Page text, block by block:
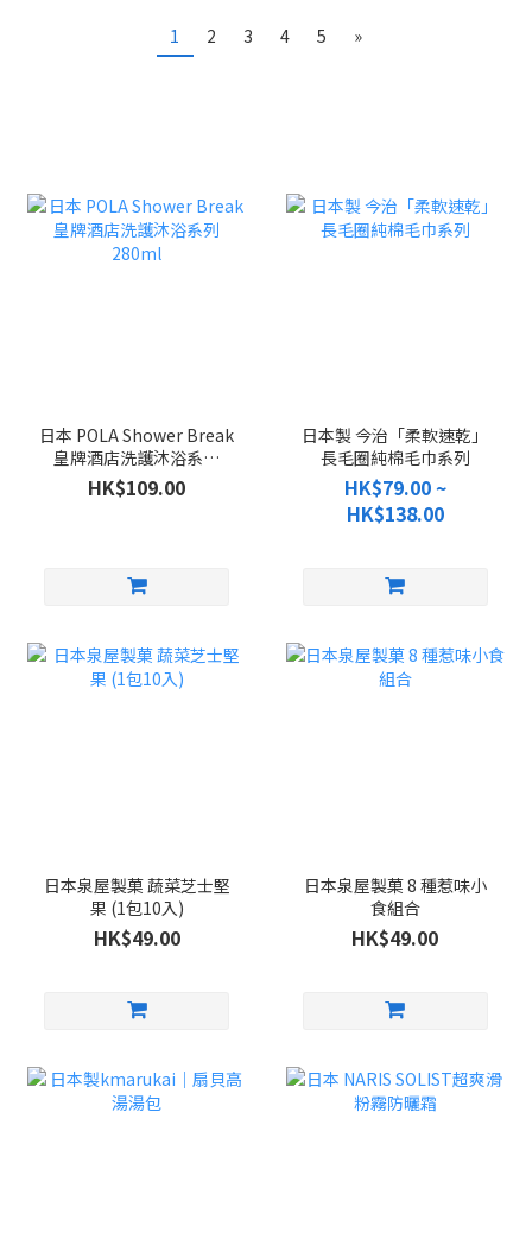
1 2 3 4 5 »
日本 POLA Shower Break
皇牌酒店洗護沐浴系列
280ml
HK$109.00
日本製 今治「柔軟速乾」
長毛圈純棉毛巾系列
HK$79.00 ~
HK$138.00
日本泉屋製菓 蔬菜芝士堅
果 (1包10入)
HK$49.00
日本泉屋製菓 8 種惹味小
食組合
HK$49.00